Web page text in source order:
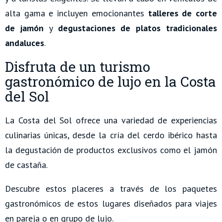
alta gama e incluyen emocionantes talleres de corte
de jamón y degustaciones de platos tradicionales
andaluces.
Disfruta de un turismo
gastronómico de lujo en la Costa
del Sol
La Costa del Sol ofrece una variedad de experiencias
culinarias únicas, desde la cría del cerdo ibérico hasta
la degustación de productos exclusivos como el jamón
de castaña.
Descubre estos placeres a través de los paquetes
gastronómicos de estos lugares diseñados para viajes
en pareja o en grupo de lujo.